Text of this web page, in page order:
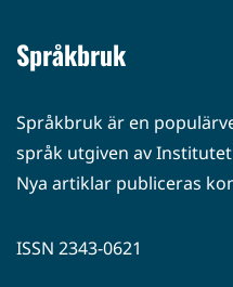
Språkbruk
Språkbruk är en
språk utgiven av
Nya artiklar publiceras
ISSN 2343-0621